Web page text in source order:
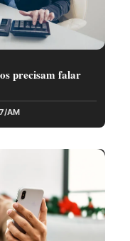
precisam falar
AM